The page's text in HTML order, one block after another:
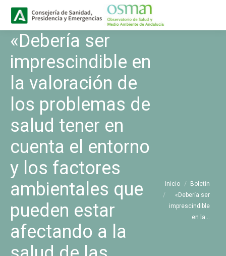
«Debería ser
imprescindible en
la valoración de
los problemas de
salud tener en
cuenta el entorno
y los factores
ambientales que
pueden estar
afectando a la
Estás aquí:
Inicio
Boletín
«Debería ser
imprescindible
en la…